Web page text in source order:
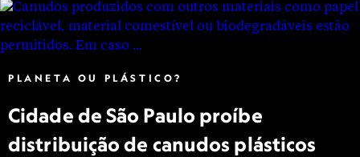
PLANETA OU PLÁSTICO?
Cidade de São Paulo proíbe
distribuição de canudos plásticos